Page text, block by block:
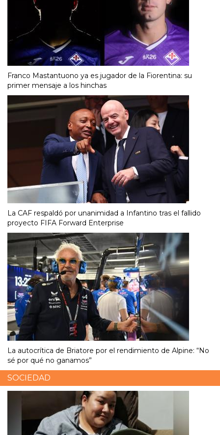
Franco Mastantuono ya es jugador de la Fiorentina: su
primer mensaje a los hinchas
La CAF respaldó por unanimidad a Infantino tras el fallido
proyecto FIFA Forward Enterprise
La autocrítica de Briatore por el rendimiento de Alpine: “No
sé por qué no ganamos”
SOCIEDAD